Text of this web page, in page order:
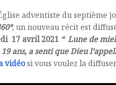
adventiste du septième
, un nouveau récit est
17 avril 2021 “ Lune de
ans, a senti que Dieu
vidéosi vous voulez la